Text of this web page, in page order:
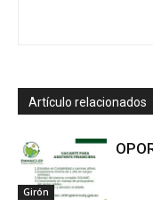
Artículo relacionados
Girón